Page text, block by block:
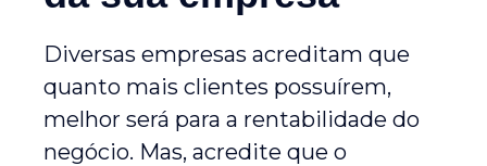
Diversas empresas acreditam que
quanto mais clientes possuírem,
melhor será para a rentabilidade do
negócio. Mas, acredite que o